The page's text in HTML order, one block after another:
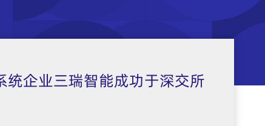
统企业三瑞智能成功于深交所